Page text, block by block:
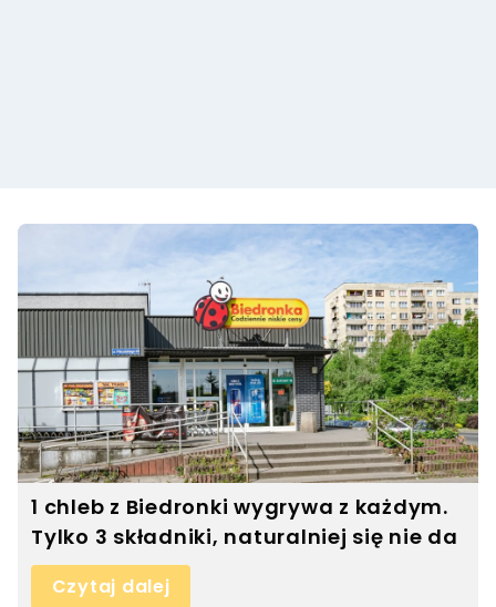
1 chleb z Biedronki wygrywa z każdym.
Tylko 3 składniki, naturalniej się nie da
Czytaj dalej